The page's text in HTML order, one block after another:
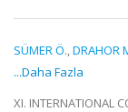
SÜMER Ö.,DRAHOR
...Daha Fazla
XI. INTERNATIONAL